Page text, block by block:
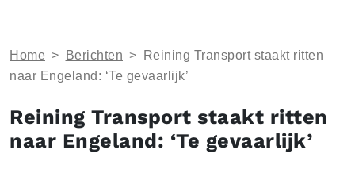
Home > Berichten >
Reining Transport staakt ritten
naar Engeland: ‘Te gevaarlijk’
Reining Transport staakt ritten
naar Engeland: ‘Te gevaarlijk’